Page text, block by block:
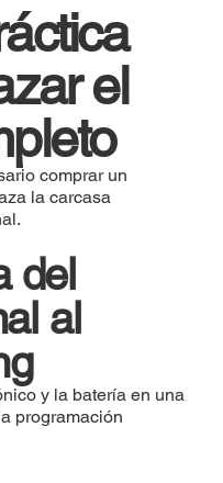
el
comprar un
la carcasa
del
al
y la batería en una
programación